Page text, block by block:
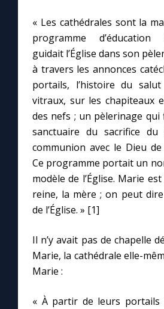
Les premiers samedis du mois
Marie qui défait les nœuds
Me consacrer à Jésus par Marie
Mes intentions de prière
Une Minute avec Marie
Une neuvaine
À la une
1000 Raisons de Croire
Chapelet pour le monde
« Les cathédrales sont la
programme
guidait l’Église dans son
à travers les annonces
portails, l’histoire du
vitraux, sur les chapiteaux
des nefs ; un pèlerinage qui
sanctuaire du sacrifice du
communion avec le Dieu
Ce programme portait un
modèle de l’Église. Marie
reine, la mère ; on peut
de l’Église. » [1]
Il n’y avait pas de chapelle
Marie, la cathédrale elle-
Marie :
« À partir de leurs portails